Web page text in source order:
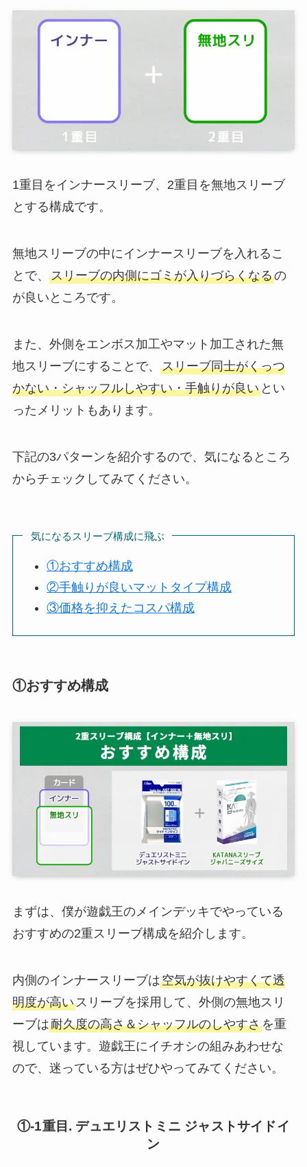
1重目をインナースリーブ、2重目を無地スリーブ
とする構成です。
無地スリーブの中にインナースリーブを入れるこ
とで、 スリーブの内側にゴミが入りづらくなるの
が良いところです。
また、外側をエンボス加工やマット加工された無
地スリーブにすることで、 スリーブ同士がくっつ
かない・シャッフルしやすい・手触りが良いとい
ったメリットもあります。
下記の3パターンを紹介するので、気になるところ
からチェックしてみてください。
気になるスリーブ構成に飛ぶ
①おすすめ構成
②手触りが良いマットタイプ構成
③価格を抑えたコスパ構成
①おすすめ構成
まずは、僕が遊戯王のメインデッキでやっている
おすすめの2重スリーブ構成を紹介します。
内側のインナースリーブは空気が抜けやすくて透
明度が高いスリーブを採用して、外側の無地スリ
ーブは耐久度の高さ＆シャッフルのしやすさを重
視しています。遊戯王にイチオシの組みあわせな
ので、迷っている方はぜひやってみてください。
①-1重目. デュエリストミニ ジャストサイドイ
ン